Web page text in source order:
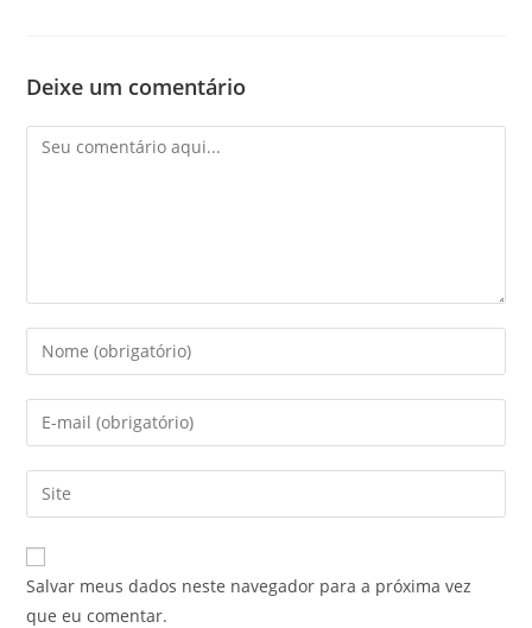
Deixe um comentário
Salvar meus dados neste navegador para a próxima vez
que eu comentar.